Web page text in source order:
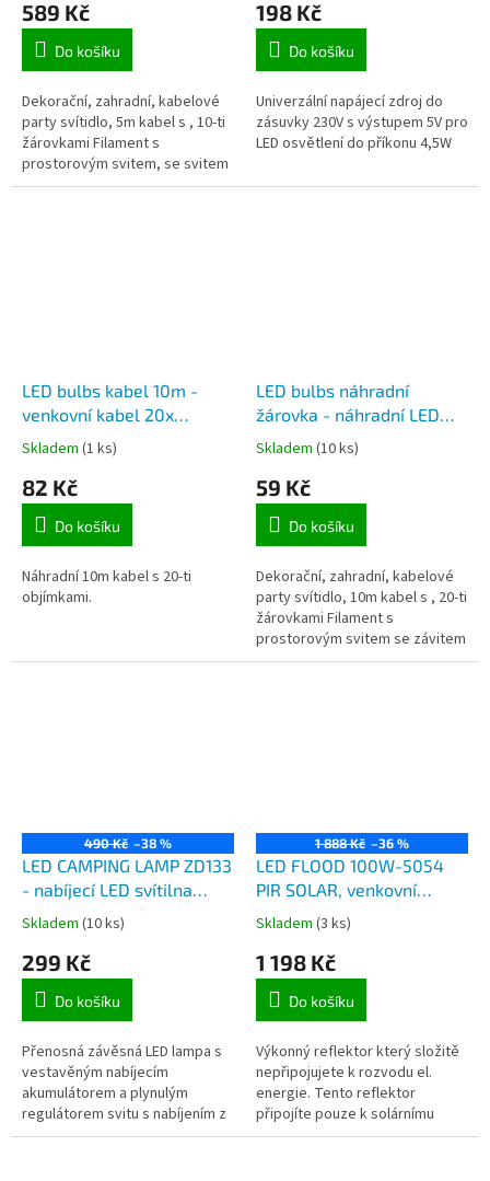
možnost nekonečného
do zásuvky 230V
589 Kč
Do košíku
Dekorační, zahradní, kabelové
party svítidlo, 5m kabel s , 10-ti
žárovkami Filament s
prostorovým svitem, se svitem
bílé teplé barvy, lze umístit na
198 Kč
Do košíku
Univerzální napájecí zdroj do
zásuvky 230V s výstupem 5V pro
LED osvětlení do příkonu 4,5W
LED bulbs kabel 10m -
venkovní kabel 20x
objímka pro 20 LED
žárovek, konektor pro
adaptér
Skladem (1 ks)
82 Kč
Do košíku
Náhradní 10m kabel s 20-ti
objímkami.
LED bulbs náhradní
žárovka - náhradní LED
žárovka pro LED bulbs 10-
20 Vintage
Skladem (10 ks)
59 Kč
Do košíku
Dekorační, zahradní, kabelové
party svítidlo, 10m kabel s , 20-ti
žárovkami Filament s
prostorovým svitem se závitem
E12, se svitem bílé teplé barvy
490 Kč –38 %
LED CAMPING LAMP ZD133
- nabíjecí LED svítilna
dobíjecí ze zásuvky USB,
plynulá regulace svitu
Skladem (10 ks)
299 Kč
Do košíku
Přenosná závěsná LED lampa s
vestavěným nabíjecím
akumulátorem a plynulým
regulátorem svitu s nabíjením z
klasické USB zásuvky vám
1 888 Kč –36 %
LED FLOOD 100W-5054
PIR SOLAR, venkovní
dobíjecí LED reflektor
100W, solární panel, PIR
čidlo
Skladem (3 ks)
1 198 Kč
Do košíku
Výkonný reflektor který složitě
nepřipojujete k rozvodu el.
energie. Tento reflektor
připojíte pouze k solárnímu
panelu, který je součástí balení